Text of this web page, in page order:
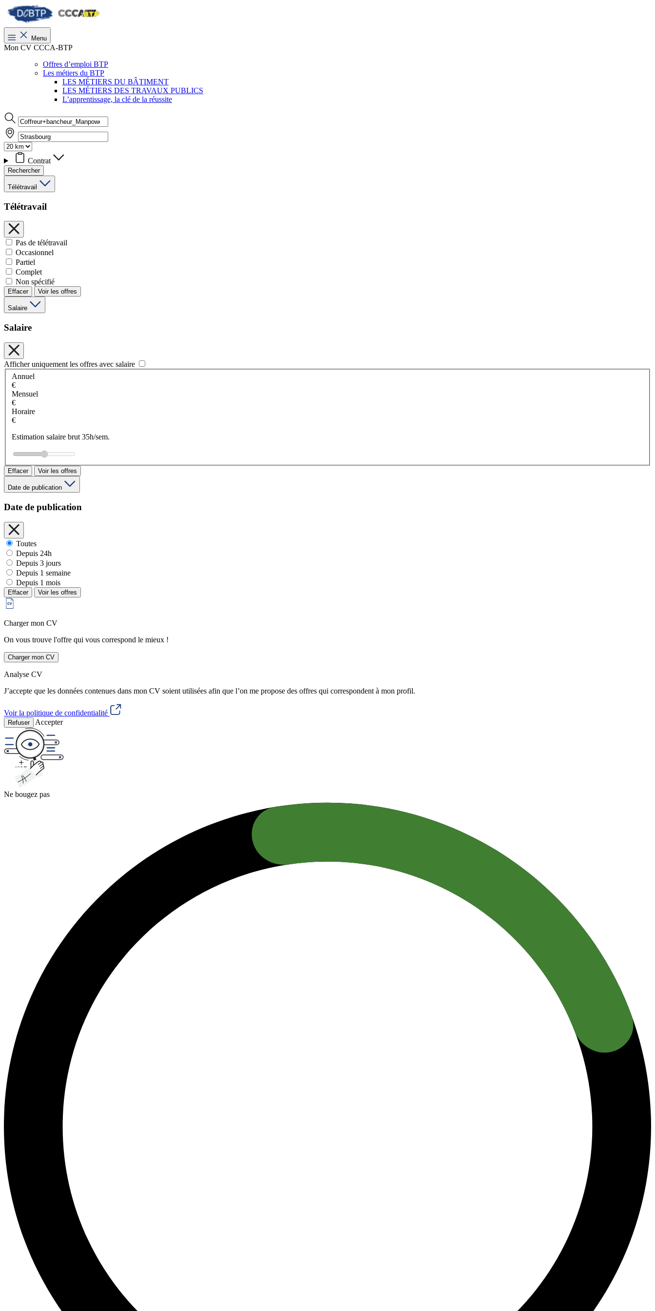
Menu
Mon CV CCCA-BTP
Offres d’emploi BTP
Les métiers du BTP
LES MÉTIERS DU BÂTIMENT
LES MÉTIERS DES TRAVAUX PUBLICS
L’apprentissage, la clé de la réussite
Contrat
Rechercher
Télétravail
Télétravail
Pas de télétravail
Occasionnel
Partiel
Complet
Non spécifié
Effacer Voir les offres
Salaire
Salaire
Afficher uniquement les offres avec salaire
Annuel
€
Mensuel
€
Horaire
€
Estimation salaire brut 35h/sem.
Effacer Voir les offres
Date de publication
Date de publication
Toutes
Depuis 24h
Depuis 3 jours
Depuis 1 semaine
Depuis 1 mois
Effacer Voir les offres
Charger mon CV
On vous trouve l'offre qui vous correspond le mieux !
Charger mon CV
Analyse CV
J’accepte que les données contenues dans mon CV soient utilisées afin que l’on me propose des offres qui correspondent à mon profil.
Voir la politique de confidentialité
Refuser Accepter
Ne bougez pas